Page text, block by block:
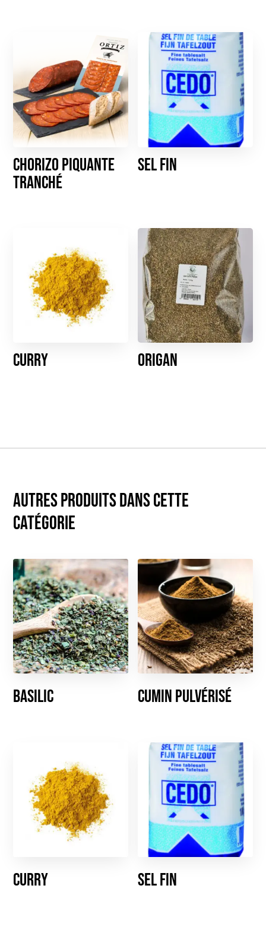
Chorizo piquante
tranché
Sel fin
Curry Origan
Autres produits dans cette
catégorie
Basilic Cumin pulvérisé
Curry Sel fin